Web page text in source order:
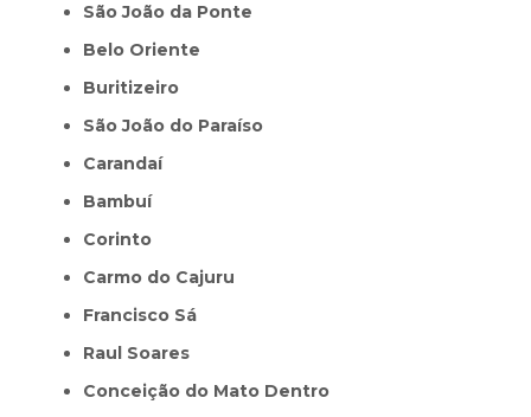
São João da Ponte
Belo Oriente
Buritizeiro
São João do Paraíso
Carandaí
Bambuí
Corinto
Carmo do Cajuru
Francisco Sá
Raul Soares
Conceição do Mato Dentro